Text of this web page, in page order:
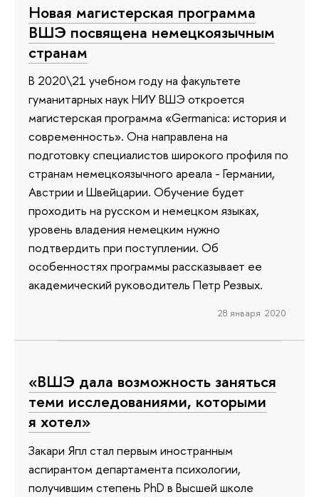
Новая магистерская программа
ВШЭ посвящена немецкоязычным
странам
В 2020\21 учебном году на факультете
гуманитарных наук НИУ ВШЭ откроется
магистерская программа «Germanica: история и
современность». Она направлена на
подготовку специалистов широкого профиля по
странам немецкоязычного ареала - Германии,
Австрии и Швейцарии. Обучение будет
проходить на русском и немецком языках,
уровень владения немецким нужно
подтвердить при поступлении. Об
особенностях программы рассказывает ее
академический руководитель Петр Резвых.
28 января 2020
«ВШЭ дала возможность заняться
теми исследованиями, которыми
я хотел»
Закари Япл стал первым иностранным
аспирантом департамента психологии,
получившим степень PhD в Высшей школе